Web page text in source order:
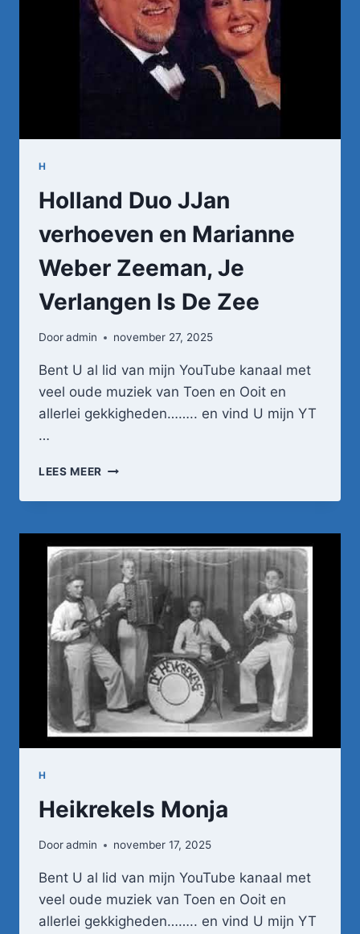
H
Holland Duo JJan
verhoeven en Marianne
Weber Zeeman, Je
Verlangen Is De Zee
Dooradmin november 27, 2025
Bent U al lid van mijn YouTube kanaal met
veel oude muziek van Toen en Ooit en
allerlei gekkigheden…….. en vind U mijn YT
…
LEES MEER HOLLAND
JJAN
EN
MARIANNE
WEBER
ZEEMAN,
JE
VERLANGEN
DE
ZEE
H
Heikrekels Monja
Dooradmin november 17, 2025
Bent U al lid van mijn YouTube kanaal met
veel oude muziek van Toen en Ooit en
allerlei gekkigheden…….. en vind U mijn YT